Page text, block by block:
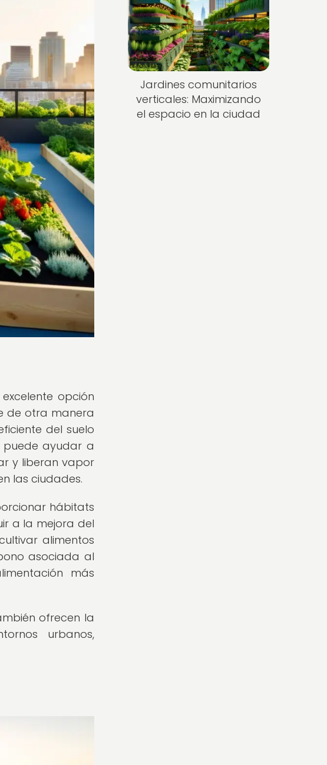
opción
de otra manera
del suelo
puede ayudar a
y liberan vapor
las ciudades.
hábitats
a la mejora del
alimentos
asociada al
más
ofrecen la
urbanos,
Jardines comunitarios
verticales: Maximizando
el espacio en la ciudad